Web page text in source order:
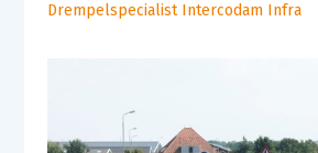
Drempelspecialist Intercodam Infra